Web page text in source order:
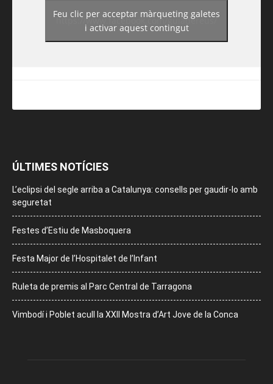
https://www.facebook.com/guiadereus/
Feu clic per acceptar màrqueting galetes
i activar aquest contingut
ÚLTIMES NOTÍCIES
L’eclipsi del segle arriba a Catalunya: consells per gaudir-lo amb
seguretat
Festes d’Estiu de Masboquera
Festa Major de l’Hospitalet de l’Infant
Ruleta de premis al Parc Central de Tarragona
Vimbodí i Poblet acull la XXII Mostra d’Art Jove de la Conca